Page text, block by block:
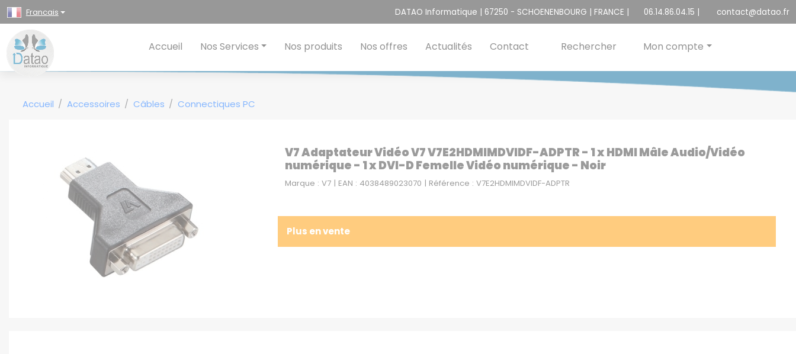
Francais DATAO Informatique | 67250 - SCHOENENBOURG | FRANCE | 06.14.86.04.15 | contact@datao.fr
Accueil Nos Services Nos produits Nos offres Actualités Contact Rechercher Mon compte
Accueil Accessoires Câbles Connectiques PC
V7 Adaptateur Vidéo V7 V7E2HDMIMDVIDF-ADPTR - 1 x HDMI Mâle Audio/Vidéo
numérique - 1 x DVI-D Femelle Vidéo numérique - Noir
Marque : V7 | EAN : 4038489023070 | Référence : V7E2HDMIMDVIDF-ADPTR
Plus en vente
Panneau de gestion des cookies